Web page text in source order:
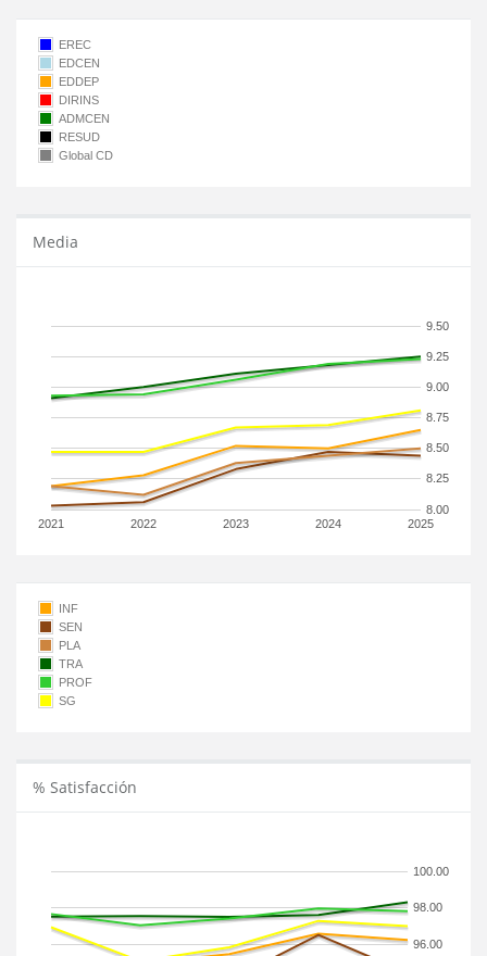
EREC
EDCEN
EDDEP
DIRINS
ADMCEN
RESUD
Global CD
Media
2021 2022 2023 2024 2025
8.00
8.25
8.50
8.75
9.00
9.25
9.50
INF
SEN
PLA
TRA
PROF
SG
% Satisfacción
96.00
98.00
100.00